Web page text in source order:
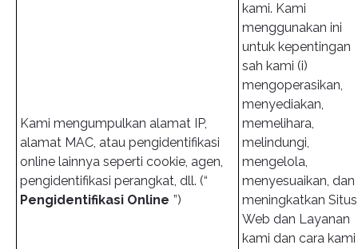
Kami mengumpulkan alamat IP,
alamat MAC, atau pengidentifikasi
online lainnya seperti cookie, agen,
pengidentifikasi perangkat, dll. (“
Pengidentifikasi Online ”)
kami. Kami
menggunakan ini
untuk kepentingan
sah kami (i)
mengoperasikan,
menyediakan,
memelihara,
melindungi,
mengelola,
menyesuaikan, dan
meningkatkan Situs
Web dan Layanan
kami dan cara kami